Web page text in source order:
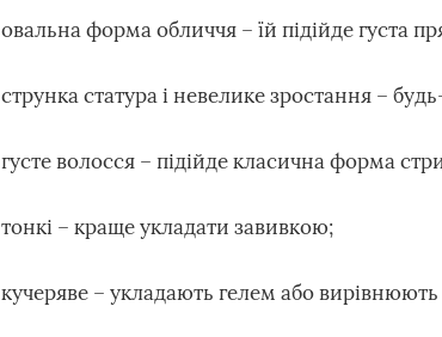
овальна форма обличчя – їй підійде густа
струнка статура і невелике зростання –
густе волосся – підійде класична форма
тонкі – краще укладати завивкою;
кучеряве – укладають гелем або